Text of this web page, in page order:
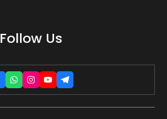
Follow Us